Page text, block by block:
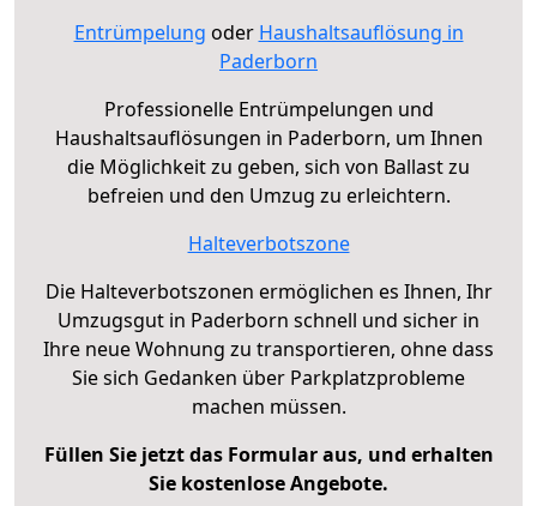
Entrümpelung oder Haushaltsauflösung in
Paderborn
Professionelle Entrümpelungen und
Haushaltsauflösungen in Paderborn, um Ihnen
die Möglichkeit zu geben, sich von Ballast zu
befreien und den Umzug zu erleichtern.
Halteverbotszone
Die Halteverbotszonen ermöglichen es Ihnen, Ihr
Umzugsgut in Paderborn schnell und sicher in
Ihre neue Wohnung zu transportieren, ohne dass
Sie sich Gedanken über Parkplatzprobleme
machen müssen.
Füllen Sie jetzt das Formular aus, und erhalten
Sie kostenlose Angebote.